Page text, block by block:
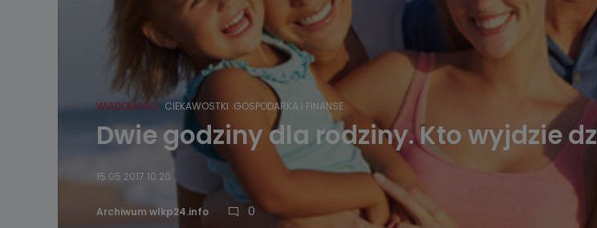
WIADOMOŚCI CIEKAWOSTKI GOSPODARKA I FINANSE
Dwie godziny dla rodziny. Kto wyjdzie
15.05.2017 10:20
Archiwum wlkp24.info 0